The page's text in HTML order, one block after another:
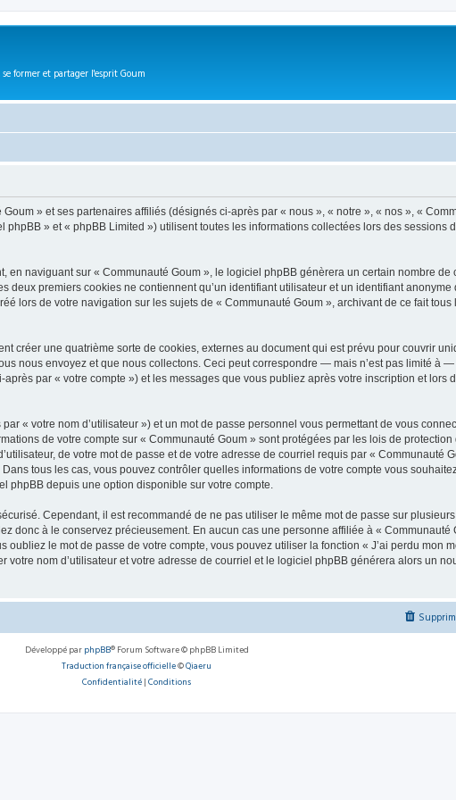
se former et partager l'esprit Goum
» et ses partenaires affiliés (désignés ci-après par « nous », « notre », « nos », «
» et « phpBB Limited ») utilisent toutes les informations collectées lors des sessions
en naviguant sur « Communauté Goum », le logiciel phpBB génèrera un certain nombre de
deux premiers cookies ne contiennent qu’un identifiant utilisateur et un identifiant
lors de votre navigation sur les sujets de « Communauté Goum », archivant de ce fait
créer une quatrième sorte de cookies, externes au document qui est prévu pour couvrir
nous envoyez et que nous collectons. Ceci peut correspondre — mais n’est pas limité à
par « votre compte ») et les messages que vous publiez après votre inscription et lors
« votre nom d’utilisateur ») et un mot de passe personnel vous permettant de vous
de votre compte sur « Communauté Goum » sont protégées par les lois de
de votre mot de passe et de votre adresse de courriel requis par « Communauté
tous les cas, vous pouvez contrôler quelles informations de votre compte vous
phpBB depuis une option disponible sur votre compte.
Cependant, il est recommandé de ne pas utiliser le même mot de passe sur
donc à le conservez précieusement. En aucun cas une personne affiliée à « Communauté
le mot de passe de votre compte, vous pouvez utiliser la fonction « J’ai perdu mon
nom d’utilisateur et votre adresse de courriel et le logiciel phpBB générera alors un
Développé par phpBB® Forum Software © phpBB Limited
Traduction française officielle©Qiaeru
Confidentialité | Conditions